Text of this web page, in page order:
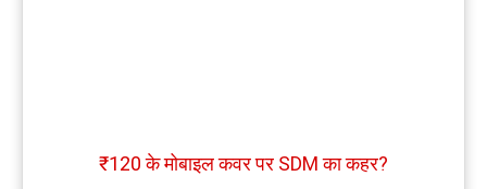
₹120 के मोबाइल कवर पर SDM का कहर?